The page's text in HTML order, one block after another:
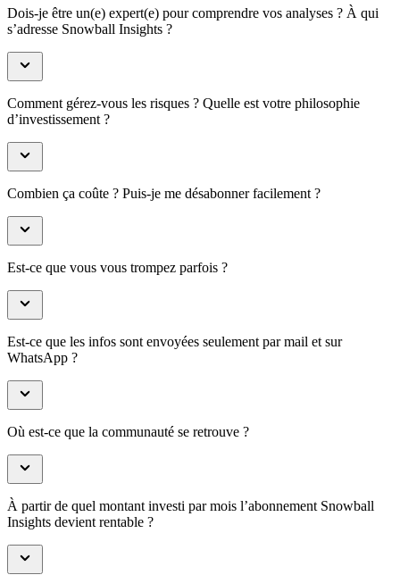
Dois-je être un(e) expert(e) pour comprendre vos analyses ? À qui
s’adresse Snowball Insights ?
Comment gérez-vous les risques ? Quelle est votre philosophie
d’investissement ?
Combien ça coûte ? Puis-je me désabonner facilement ?
Est-ce que vous vous trompez parfois ?
Est-ce que les infos sont envoyées seulement par mail et sur
WhatsApp ?
Où est-ce que la communauté se retrouve ?
À partir de quel montant investi par mois l’abonnement Snowball
Insights devient rentable ?